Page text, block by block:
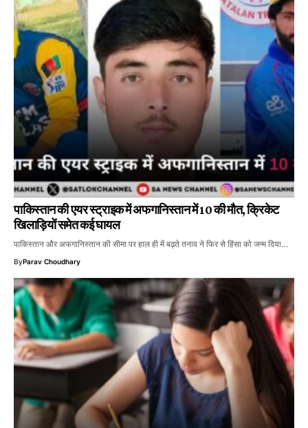
पाकिस्तान की एयर स्ट्राइक में अफगानिस्तान में 10 की मौत, क्रिकेट
खिलाड़ियों समेत कई घायल
पाकिस्तान और अफगानिस्तान की सीमा पर हाल ही में बढ़ते तनाव ने फिर से हिंसा को जन्म दिया…
ByParav Choudhary